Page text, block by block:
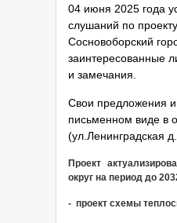
04 июня 2025 года
слушаний по
Сосновоборский
заинтересованные
и замечания.
Свои предложения
письменном виде в
(ул.Ленинградская
Проект
округ на период до
- проект схемы